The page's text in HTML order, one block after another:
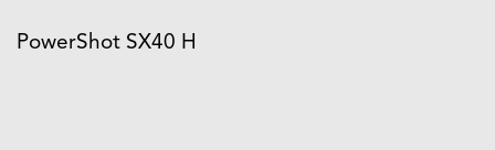
PowerShot SX40 H